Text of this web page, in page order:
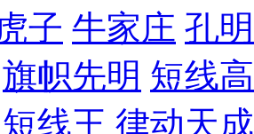
子 牛家庄 孔
旗帜先明 短线
短线王 律动天成